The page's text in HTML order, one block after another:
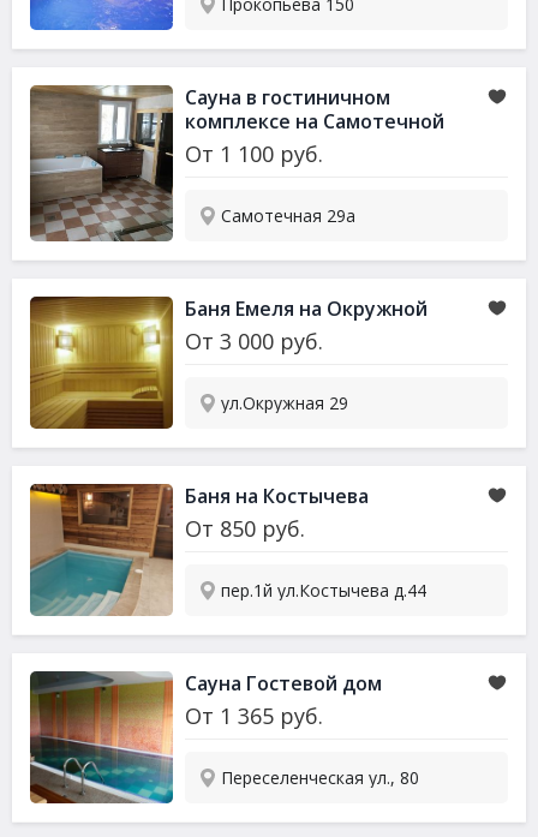
Сауна в гостиничном
комплексе на Самотечной
От 1 100 руб.
Самотечная 29а
Баня Емеля на Окружной
От3 000 руб.
ул.Окружная 29
Баня на Костычева
От 850 руб.
пер.1й ул.Костычева д.44
Сауна Гостевой дом
От 1 365 руб.
Переселенческая ул., 80